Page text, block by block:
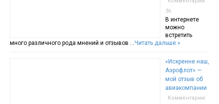
36
В интернете
можно
встретить
много различного рода мнений и отзывов …Читать дальше »
«Искренне наш,
Аэрофлот» —
мой отзыв об
авиакомпании
Комментарии: